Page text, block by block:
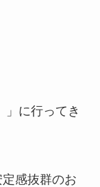
」に行ってき
感抜群のお